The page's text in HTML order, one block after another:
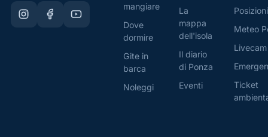
mangiare
Dove
dormire
Gite in
barca
Noleggi
La
mappa
dell'isola
Il diario
di Ponza
Eventi
Meteo
Livecam
Ticket